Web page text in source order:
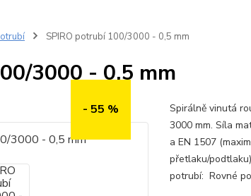
SPIRO potrubí 100/3000 - 0,5 mm
3000 - 0,5 mm
- 55 %
Spirálně vinutá
3000 mm. Síla
a EN 1507
přetlaku/
potrubí: Rovné